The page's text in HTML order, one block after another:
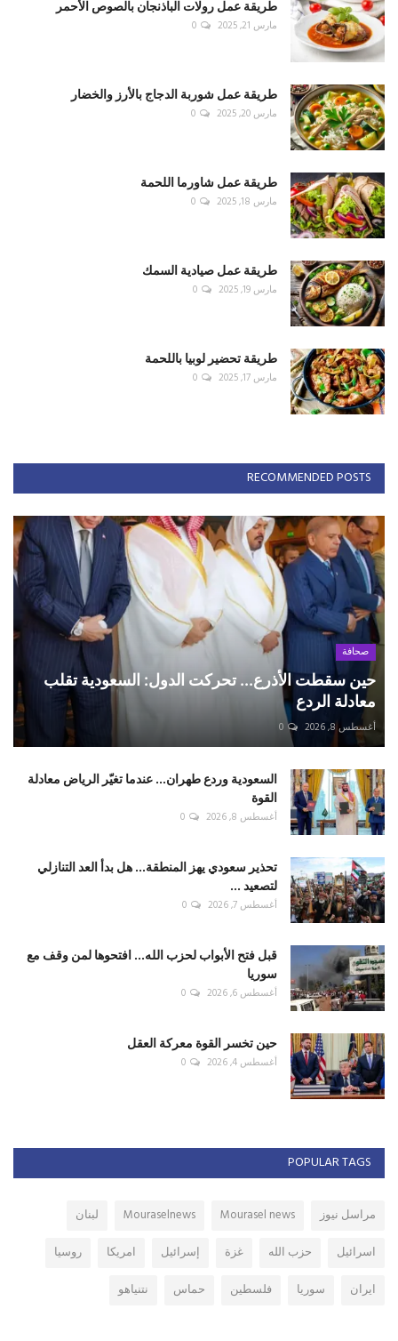
طريقة عمل رولات الباذنجان بالصوص الأحمر
مارس 21, 2025 0
طريقة عمل شوربة الدجاج بالأرز والخضار
مارس 20, 2025 0
طريقة عمل شاورما اللحمة
مارس 18, 2025 0
طريقة عمل صيادية السمك
مارس 19, 2025 0
طريقة تحضير لوبيا باللحمة
مارس 17, 2025 0
RECOMMENDED POSTS
صحافة
حين سقطت الأذرع... تحركت الدول: السعودية تقلب
معادلة الردع
أغسطس 8, 2026 0
السعودية وردع طهران... عندما تغيّر الرياض معادلة
القوة
أغسطس 8, 2026 0
تحذير سعودي يهز المنطقة... هل بدأ العد التنازلي
لتصعيد ...
أغسطس 7, 2026 0
قبل فتح الأبواب لحزب الله... افتحوها لمن وقف مع
سوريا
أغسطس 6, 2026 0
حين تخسر القوة معركة العقل
أغسطس 4, 2026 0
POPULAR TAGS
مراسل نيوز Mourasel news
Mouraselnews
لبنان
اسرائيل
حزب الله غزة إسرائيل امريكا
روسيا
ايران
سوريا فلسطين حماس نتنياهو